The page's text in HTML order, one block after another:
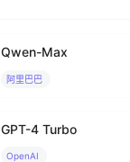
Qwen-Max
阿里巴巴
GPT-4 Turbo
OpenAI